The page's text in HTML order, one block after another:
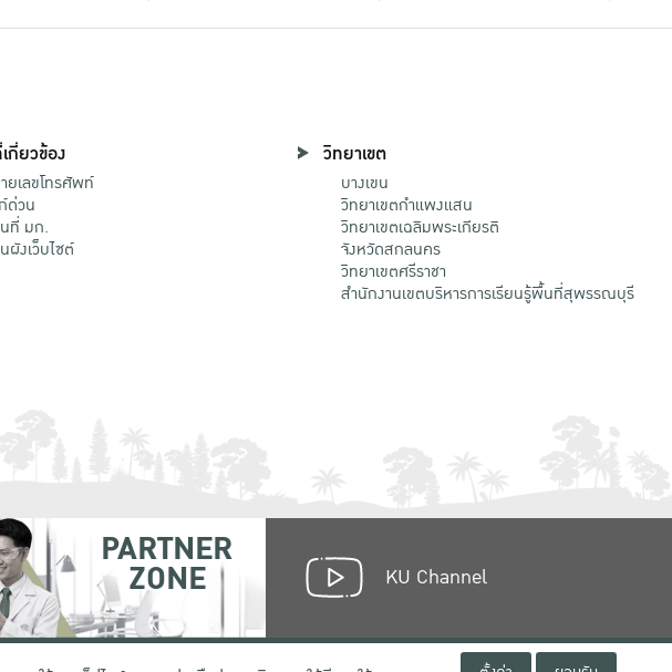
กี่ยวข้อง
ยเลขโทรศัพท์
ด่วน
ที่ มก.
ผังเว็บไซต์
วิทยาเขต
บางเขน
วิทยาเขตกําแพงแสน
วิทยาเขตเฉลิมพระเกียรติ
จังหวัดสกลนคร
วิทยาเขตศรีราชา
สำนักงานเขตบริหารการเรียนรู้พื้นที่สุพรรณบุรี
PARTNER
ZONE KU Channel